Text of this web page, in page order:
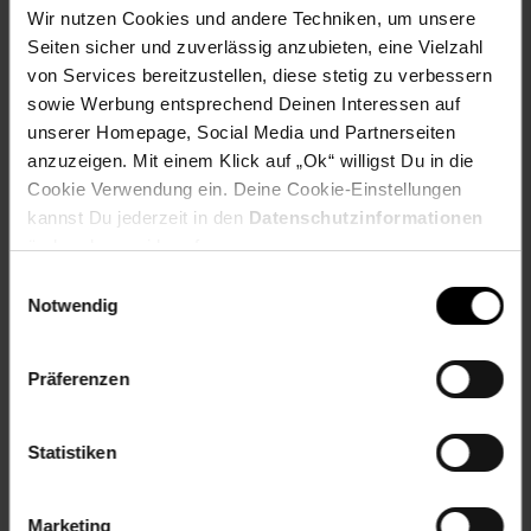
Wir nutzen Cookies und andere Techniken, um unsere
Seiten sicher und zuverlässig anzubieten, eine Vielzahl
von Services bereitzustellen, diese stetig zu verbessern
sowie Werbung entsprechend Deinen Interessen auf
unserer Homepage, Social Media und Partnerseiten
anzuzeigen. Mit einem Klick auf „Ok“ willigst Du in die
Cookie Verwendung ein. Deine Cookie-Einstellungen
kannst Du jederzeit in den Datenschutzinformationen
ändern bzw. widerrufen.
Notwendig
Präferenzen
Statistiken
Marketing
9+1 Stahlkugellager (einschließlich zwei japanische
ARB-Kugellager)
Carbon-Griffknauf
Hartanodisierte Schneckenwelle aus A7075-
Aluminium
Schnur-ID
Linkshand Modell
Artikelnummer: 2651234001
Artikel gehört zur Kategorie: